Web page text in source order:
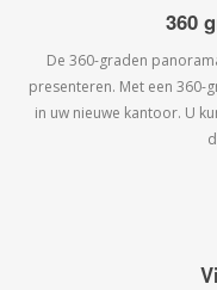
360
De 360-graden
presenteren. Met een 360-
in uw nieuwe kantoor. U